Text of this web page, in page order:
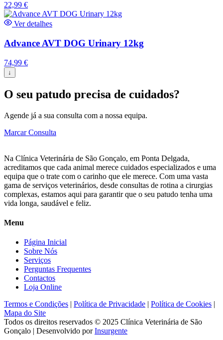
22,99 €
Ver detalhes
Advance AVT DOG Urinary 12kg
74,99 €
↓
O seu patudo precisa de cuidados?
Agende já a sua consulta com a nossa equipa.
Marcar Consulta
Na Clínica Veterinária de São Gonçalo, em Ponta Delgada,
acreditamos que cada animal merece cuidados especializados e uma
equipa que o trate com o carinho que ele merece. Com uma vasta
gama de serviços veterinários, desde consultas de rotina a cirurgias
complexas, estamos aqui para garantir que o seu patudo tenha uma
vida longa, saudável e feliz.
Menu
Página Inicial
Sobre Nós
Serviços
Perguntas Frequentes
Contactos
Loja Online
Termos e Condições | Política de Privacidade | Política de Cookies |
Mapa do Site
Todos os direitos reservados © 2025 Clínica Veterinária de São
Gonçalo | Desenvolvido porInsurgente